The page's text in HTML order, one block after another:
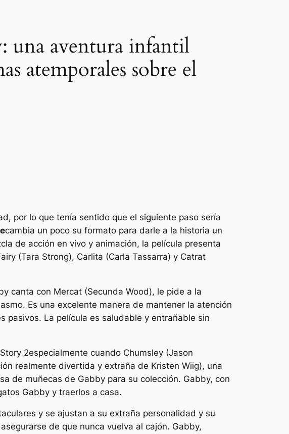
una aventura infantil
atemporales sobre el
por lo que tenía sentido que el siguiente paso sería
cambia un poco su formato para darle a la historia un
de acción en vivo y animación, la película presenta
(Tara Strong), Carlita (Carla Tassarra) y Catrat
canta con Mercat (Secunda Wood), le pide a la
Es una excelente manera de mantener la atención
pasivos. La película es saludable y entrañable sin
2especialmente cuando Chumsley (Jason
realmente divertida y extraña de Kristen Wiig), una
de muñecas de Gabby para su colección. Gabby, con
Gabby y traerlos a casa.
y se ajustan a su extraña personalidad y su
de que nunca vuelva al cajón. Gabby,